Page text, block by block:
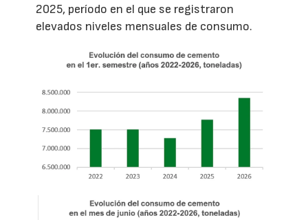
2025, período en el que se registraron
elevados niveles mensuales de consumo.